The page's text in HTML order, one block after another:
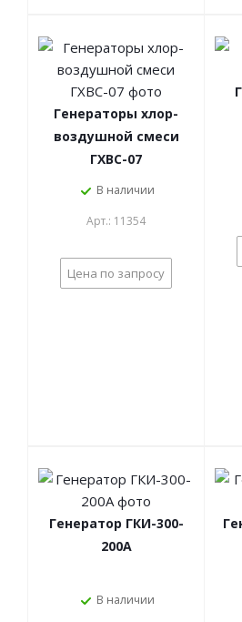
Генераторы хлор-
воздушной смеси
ГХВС-07
В наличии
Арт.: 11354
Цена по запросу
Генератор ГКИ-300-
200А
В наличии